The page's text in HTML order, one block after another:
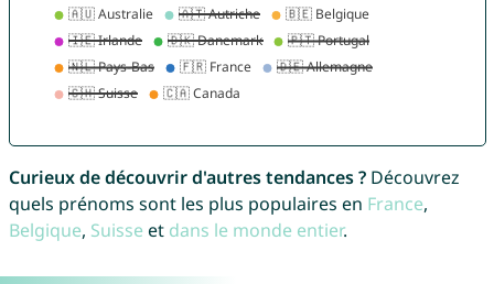
Curieux de découvrir d'autres tendances ?Découvrez
quels prénoms sont les plus populaires en France,
Belgique, Suisse et dans le monde entier.